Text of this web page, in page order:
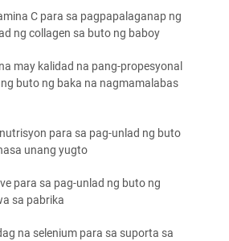
C para sa pagpapalaganap ng
ng collagen sa buto ng baboy
may kalidad na pang-propesyonal
buto ng baka na nagmamalabas
para sa pag-unlad ng buto
unang yugto
para sa pag-unlad ng buto ng
sa pabrika
na selenium para sa suporta sa